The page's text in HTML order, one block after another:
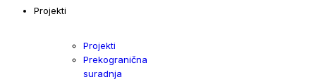
Projekti
Projekti
Prekogranična
suradnja